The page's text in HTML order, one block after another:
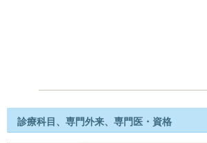
診療科目、専門外来、専門医・資格